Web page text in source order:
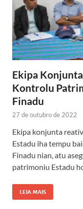
Ekipa
Kontrolu
Finadu
27 de outubro de 2022
Ekipa konjunta
Estadu iha tempu
Finadu nian, atu
patrimoniu Estadu
LEIA MAIS